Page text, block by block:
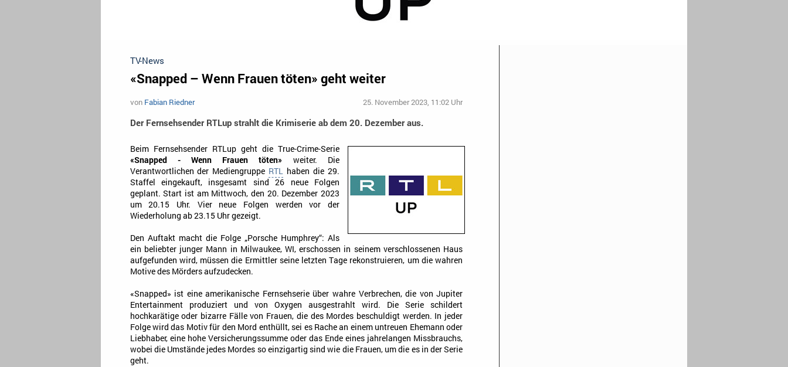
TV-News
«Snapped – Wenn Frauen töten» geht weiter
von Fabian Riedner 25. November 2023, 11:02 Uhr
Der Fernsehsender RTLup strahlt die Krimiserie ab dem 20. Dezember aus.
Beim Fernsehsender RTLup geht die True-Crime-Serie
«Snapped - Wenn Frauen töten» weiter. Die
Verantwortlichen der Mediengruppe RTL haben die 29.
Staffel eingekauft, insgesamt sind 26 neue Folgen
geplant. Start ist am Mittwoch, den 20. Dezember 2023
um 20.15 Uhr. Vier neue Folgen werden vor der
Wiederholung ab 23.15 Uhr gezeigt.
Den Auftakt macht die Folge „Porsche Humphrey“: Als
ein beliebter junger Mann in Milwaukee, WI, erschossen in seinem verschlossenen Haus
aufgefunden wird, müssen die Ermittler seine letzten Tage rekonstruieren, um die wahren
Motive des Mörders aufzudecken.
«Snapped» ist eine amerikanische Fernsehserie über wahre Verbrechen, die von Jupiter
Entertainment produziert und von Oxygen ausgestrahlt wird. Die Serie schildert
hochkarätige oder bizarre Fälle von Frauen, die des Mordes beschuldigt werden. In jeder
Folge wird das Motiv für den Mord enthüllt, sei es Rache an einem untreuen Ehemann oder
Liebhaber, eine hohe Versicherungssumme oder das Ende eines jahrelangen Missbrauchs,
wobei die Umstände jedes Mordes so einzigartig sind wie die Frauen, um die es in der Serie
geht.